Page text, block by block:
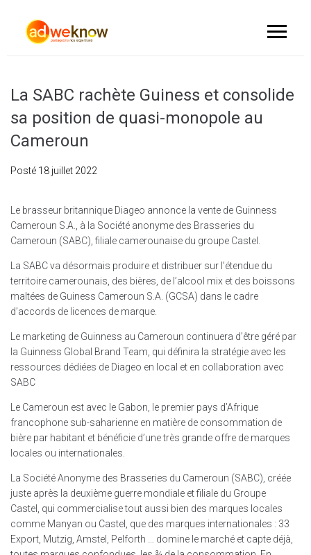
La SABC rachète Guiness et consolide
sa position de quasi-monopole au
Cameroun
Posté 18 juillet 2022
Le brasseur britannique Diageo annonce la vente de Guinness
Cameroun S.A., à la Société anonyme des Brasseries du
Cameroun (SABC), filiale camerounaise du groupe Castel.
La SABC va désormais produire et distribuer sur l’étendue du
territoire camerounais, des bières, de l’alcool mix et des boissons
maltées de Guiness Cameroun S.A. (GCSA) dans le cadre
d’accords de licences de marque.
Le marketing de Guinness au Cameroun continuera d’être géré par
la Guinness Global Brand Team, qui définira la stratégie avec les
ressources dédiées de Diageo en local et en collaboration avec
SABC
Le Cameroun est avec le Gabon, le premier pays d’Afrique
francophone sub-saharienne en matière de consommation de
bière par habitant et bénéficie d’une très grande offre de marques
locales ou internationales.
La Société Anonyme des Brasseries du Cameroun (SABC), créée
juste après la deuxième guerre mondiale et filiale du Groupe
Castel, qui commercialise tout aussi bien des marques locales
comme Manyan ou Castel, que des marques internationales : 33
Export, Mutzig, Amstel, Pelforth … domine le marché et capte déjà,